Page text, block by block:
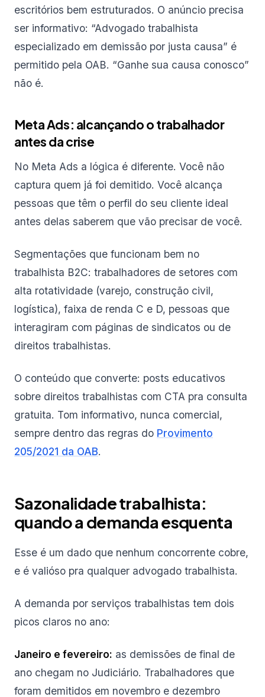
escritórios bem estruturados. O anúncio precisa
ser informativo: “Advogado trabalhista
especializado em demissão por justa causa” é
permitido pela OAB. “Ganhe sua causa conosco”
não é.
Meta Ads: alcançando o trabalhador
antes da crise
No Meta Ads a lógica é diferente. Você não
captura quem já foi demitido. Você alcança
pessoas que têm o perfil do seu cliente ideal
antes delas saberem que vão precisar de você.
Segmentações que funcionam bem no
trabalhista B2C: trabalhadores de setores com
alta rotatividade (varejo, construção civil,
logística), faixa de renda C e D, pessoas que
interagiram com páginas de sindicatos ou de
direitos trabalhistas.
O conteúdo que converte: posts educativos
sobre direitos trabalhistas com CTA pra consulta
gratuita. Tom informativo, nunca comercial,
sempre dentro das regras do Provimento
205/2021 da OAB.
Sazonalidade trabalhista:
quando a demanda esquenta
Esse é um dado que nenhum concorrente cobre,
e é valióso pra qualquer advogado trabalhista.
A demanda por serviços trabalhistas tem dois
picos claros no ano:
Janeiro e fevereiro: as demissões de final de
ano chegam no Judiciário. Trabalhadores que
foram demitidos em novembro e dezembro